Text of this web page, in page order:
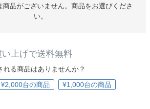
商品がございません。商品をお選びくださ
い。
上げで送料無料
る商品はありませんか？
¥2,000台の商品 ¥1,000台の商品